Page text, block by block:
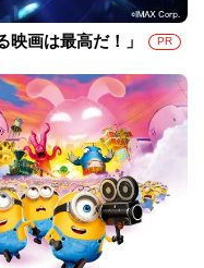
映画は最高だ！」 PR